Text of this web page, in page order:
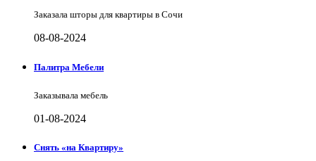
Заказала шторы для квартиры в Сочи
08-08-2024
Палитра Мебели
Заказывала мебель
01-08-2024
Снять «на Квартиру»